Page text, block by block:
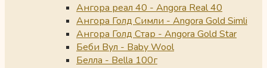
Ангора реал 40 - Angora Real 40
Ангора Голд Симли - Angora Gold Simli
Ангора Голд Стар - Angora Gold Star
Беби Вул - Baby Wool
Белла - Bella 100г